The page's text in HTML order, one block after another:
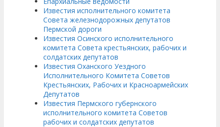
Известия исполнительного комитета
Совета железнодорожных депутатов
Пермской дороги
Известия Осинского исполнительного
комитета Совета крестьянских, рабочих и
солдатских депутатов
Известия Оханского Уездного
Исполнительного Комитета Советов
Крестьянских, Рабочих и Красноармейских
Депутатов
Известия Пермского губернского
исполнительного комитета Советов
рабочих и солдатских депутатов